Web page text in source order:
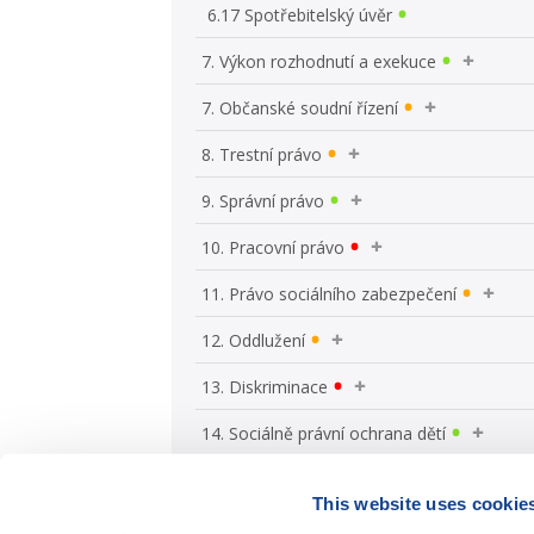
This website uses
6.17 Spotřebitelský úvěr
7. Výkon rozhodnutí a exekuce
7. Občanské soudní řízení
8. Trestní právo
9. Správní právo
10. Pracovní právo
11. Právo sociálního zabezpečení
12. Oddlužení
13. Diskriminace
14. Sociálně právní ochrana dětí